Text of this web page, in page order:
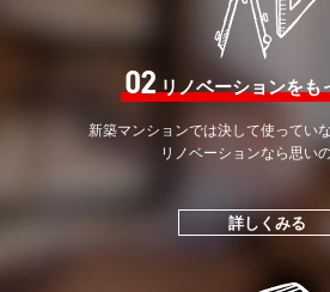
02リノベーションをも
新築マンションでは決して使ってい
リノベーションなら思い
詳しくみる